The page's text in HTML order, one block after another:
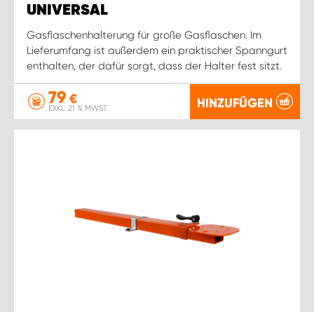
UNIVERSAL
Gasflaschenhalterung für große Gasflaschen. Im
Lieferumfang ist außerdem ein praktischer Spanngurt
enthalten, der dafür sorgt, dass der Halter fest sitzt.
79 €
EXKL. 21 % MWST. HINZUFÜGEN